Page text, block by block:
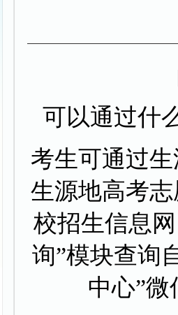
可以通过什
考生可通过
生源地高考
校招生信息网
询”模块查询
中心”